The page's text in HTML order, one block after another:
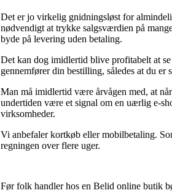
Det er jo virkelig gnidningsløst for
nødvendigt at trykke salgsværdien på
byde på levering uden betaling.
Det kan dog imidlertid blive profitabelt at
gennemfører din bestilling, således at du
Man må imidlertid være årvågen med, at
undertiden være et signal om en uærlig e-
virksomheder.
Vi anbefaler kortkøb eller mobilbetaling.
regningen over flere uger.
Før folk handler hos en Belid online butik